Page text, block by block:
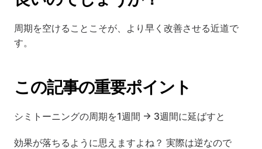
周期を空けることこそが、より早く改善させる近道で
す。
この記事の重要ポイント
シミトーニングの周期を1週間 → 3週間に延ばすと
効果が落ちるように思えますよね？ 実際は逆なので